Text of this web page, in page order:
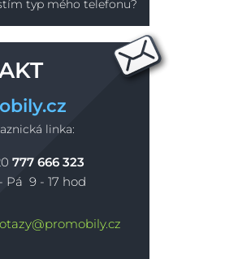
typ mého telefonu?
linka:
777 666 323
Pá 9 - 17 hod